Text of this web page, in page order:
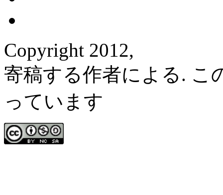
Copyright 2012,
寄稿する作者による. こ
っています